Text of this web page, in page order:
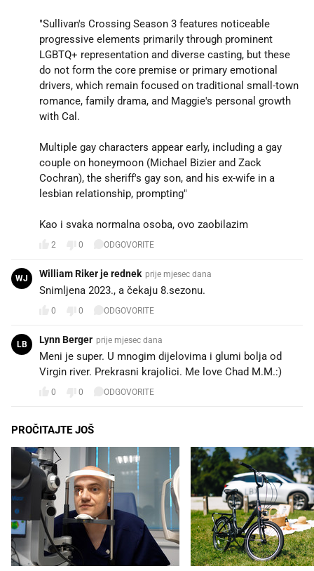
"Sullivan's Crossing Season 3 features noticeable
progressive elements primarily through prominent
LGBTQ+ representation and diverse casting, but these
do not form the core premise or primary emotional
drivers, which remain focused on traditional small-town
romance, family drama, and Maggie's personal growth
with Cal.
Multiple gay characters appear early, including a gay
couple on honeymoon (Michael Bizier and Zack
Cochran), the sheriff's gay son, and his ex-wife in a
lesbian relationship, prompting"
Kao i svaka normalna osoba, ovo zaobilazim
2 0 ODGOVORITE
WJ William Riker je rednek prije mjesec dana
Snimljena 2023., a čekaju 8.sezonu.
0 0 ODGOVORITE
LB Lynn Berger prije mjesec dana
Meni je super. U mnogim dijelovima i glumi bolja od
Virgin river. Prekrasni krajolici. Me love Chad M.M.:)
0 0 ODGOVORITE
PROČITAJTE JOŠ